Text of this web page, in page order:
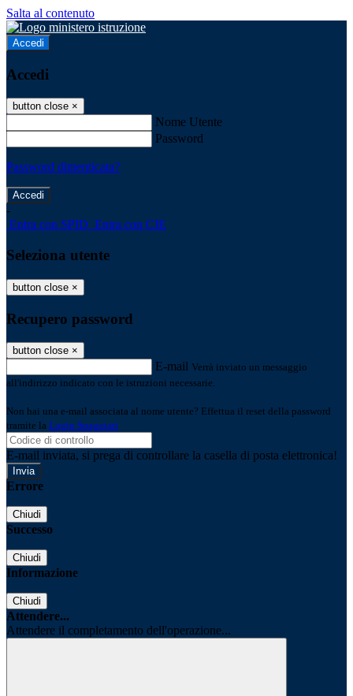
Salta al contenuto
Accedi
Accedi
button close ×
Nome Utente
Password
Password dimenticata?
-
Entra con SPID Entra con CIE
Seleziona utente
button close ×
Recupero password
button close ×
E-mail Verrà inviato un messaggio
all'indirizzo indicato con le istruzioni necessarie.
Non hai una e-mail associata al nome utente? Effettua il reset della password
tramite la Login Spaggiari
E-mail inviata, si prega di controllare la casella di posta elettronica!
Errore
Chiudi
Successo
Chiudi
Informazione
Chiudi
Attendere...
Attendere il completamento dell'operazione...